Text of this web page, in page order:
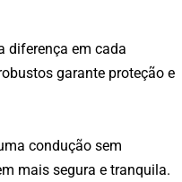
diferença em cada
garante proteção e
condução sem
mais segura e tranquila.